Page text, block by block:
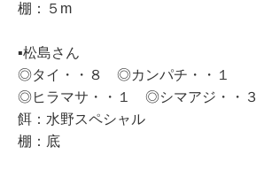
棚：５m
▪️松島さん
◎タイ・・８ ◎カンパチ・・１
◎ヒラマサ・・１ ◎シマアジ・・３
餌：水野スペシャル
棚：底